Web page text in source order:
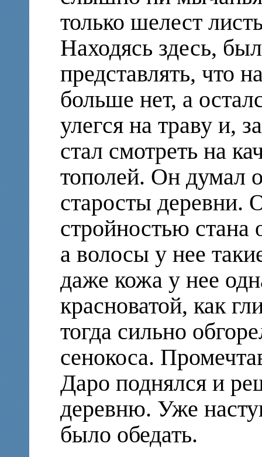
только шелест
Находясь здесь,
представлять, что
больше нет, а
улегся на траву и,
стал смотреть на
тополей. Он думал
старосты деревни.
стройностью стана
а волосы у нее
даже кожа у нее
красноватой, как
тогда сильно
сенокоса.
Даро поднялся и
деревню. Уже
было обедать.